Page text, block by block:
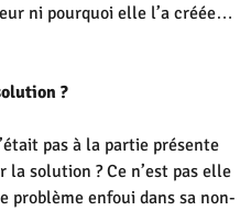
ni pourquoi elle l’a créée…
?
pas à la partie présente
la solution ? Ce n’est pas elle
problème enfoui dans sa non-